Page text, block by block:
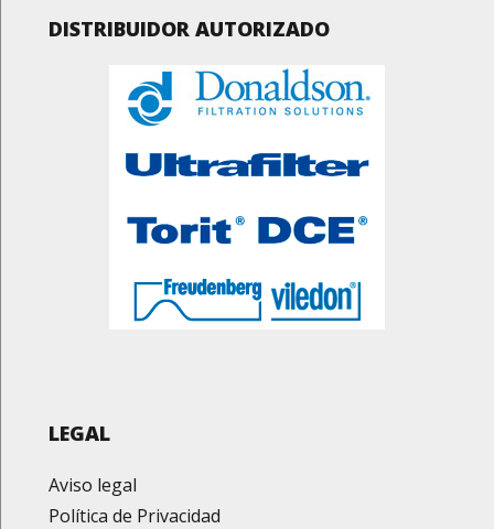
DISTRIBUIDOR AUTORIZADO
LEGAL
Aviso legal
Política de Privacidad